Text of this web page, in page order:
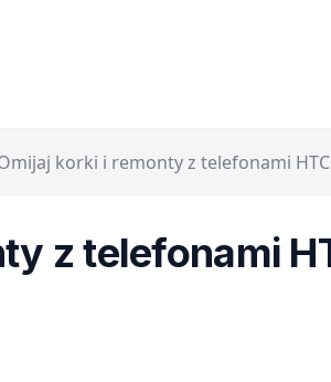
korki i remonty z telefonami
z telefonami